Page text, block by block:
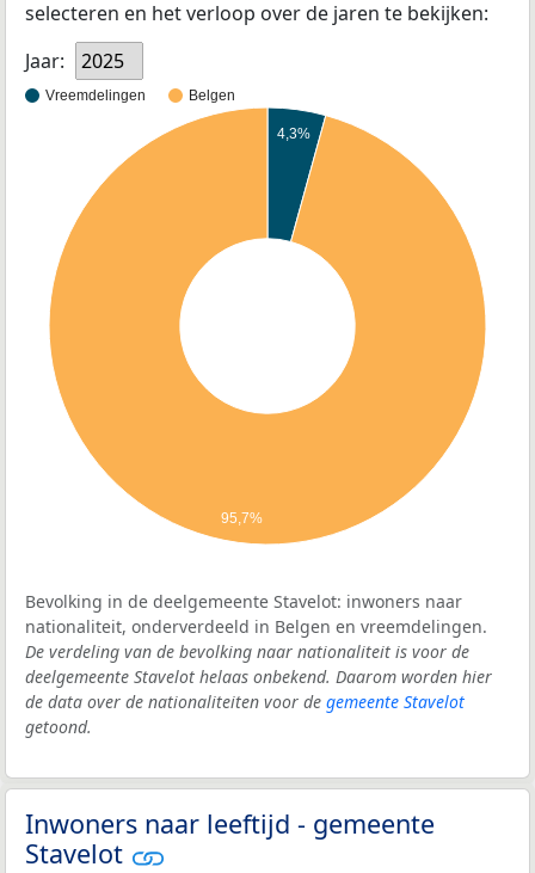
selecteren en het verloop over de jaren te bekijken:
Jaar:
2025
Vreemdelingen Belgen
4,3%
95,7%
Bevolking in de deelgemeente Stavelot: inwoners naar
nationaliteit, onderverdeeld in Belgen en vreemdelingen.
De verdeling van de bevolking naar nationaliteit is voor de
deelgemeente Stavelot helaas onbekend. Daarom worden hier
de data over de nationaliteiten voor de gemeente Stavelot
getoond.
Inwoners naar leeftijd - gemeente
Stavelot